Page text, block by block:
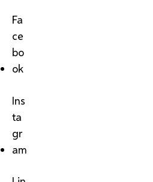
Fa
ce
bo
ok
Ins
ta
gr
am